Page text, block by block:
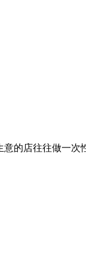
的店往往做一次